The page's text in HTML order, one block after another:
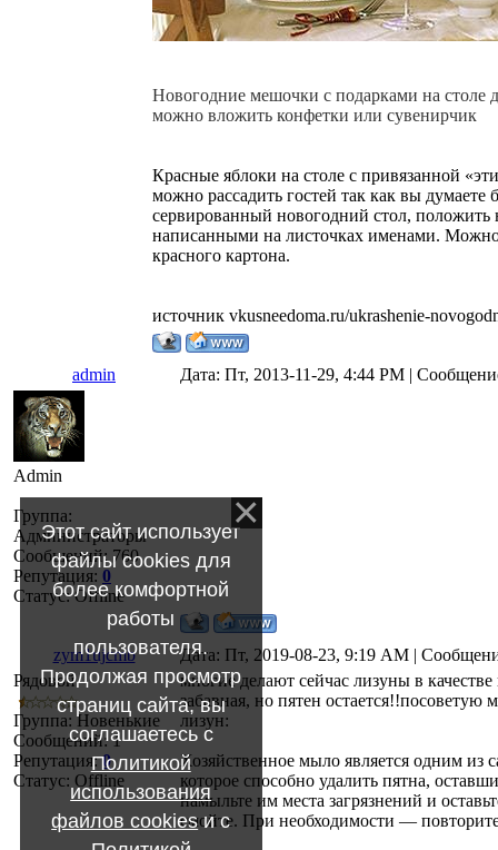
Новогодние мешочки с подарками на столе
можно вложить конфетки или сувенирчик
Красные яблоки на столе с привязанной
можно рассадить гостей так как вы думаете
сервированный новогодний стол, положить
написанными на листочках именами. Можно
красного картона.
источник vkusneedoma.ru/ukrashenie-
admin Дата: Пт, 2013-11-29, 4:44 PM |
Admin
Группа:
Администраторы
Сообщений: 760
Репутация: 0
Статус:Offline
zym1ujcmb
Дата: Пт, 2019-08-23, 9:19 AM |
Рядовой
Группа: Новенькие
Сообщений:1
Репутация:0
Статус: Offline
многие делают сейчас лизуны в
забавная, но пятен остается!!посоветую
лизун:
Хозяйственное мыло является одним из
которое способно удалить пятна,
намыльте им места загрязнений и
смойте. При необходимости —
Этот сайт использует
файлы cookies для
более комфортной
работы
пользователя.
Продолжая просмотр
страниц сайта, вы
соглашаетесь с
Политикой
использования
файлов cookiesи с